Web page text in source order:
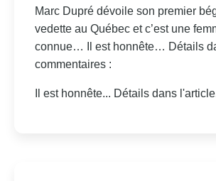
Marc Dupré dévoile son premier
vedette au Québec et c’est une
connue… Il est honnête… Détails
commentaires :
Il est honnête... Détails dans